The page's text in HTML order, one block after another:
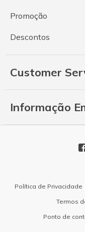
Promoção
Descontos
Customer
Informação
Política de Privacidade
Termos
Ponto de